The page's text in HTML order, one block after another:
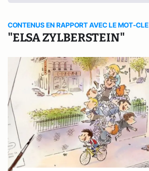
CONTENUS EN RAPPORT AVEC LE MOT-CLE
"ELSA ZYLBERSTEIN"